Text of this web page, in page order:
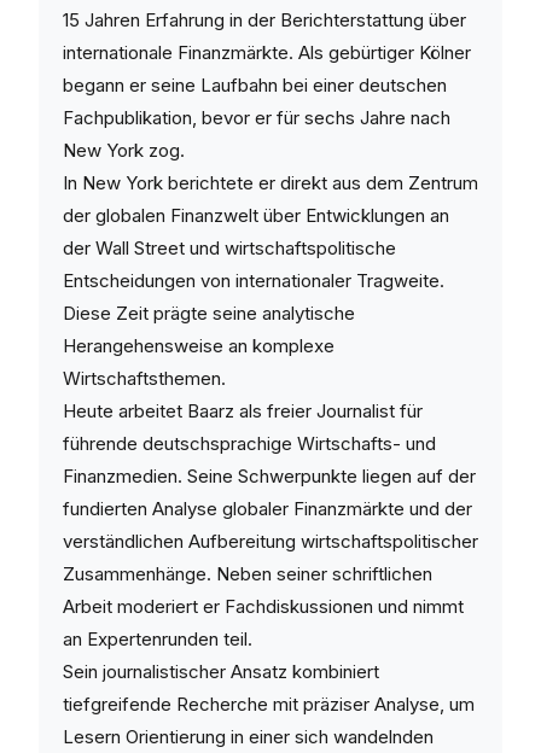
15 Jahren Erfahrung in der Berichterstattung über
internationale Finanzmärkte. Als gebürtiger Kölner
begann er seine Laufbahn bei einer deutschen
Fachpublikation, bevor er für sechs Jahre nach
New York zog.
In New York berichtete er direkt aus dem Zentrum
der globalen Finanzwelt über Entwicklungen an
der Wall Street und wirtschaftspolitische
Entscheidungen von internationaler Tragweite.
Diese Zeit prägte seine analytische
Herangehensweise an komplexe
Wirtschaftsthemen.
Heute arbeitet Baarz als freier Journalist für
führende deutschsprachige Wirtschafts- und
Finanzmedien. Seine Schwerpunkte liegen auf der
fundierten Analyse globaler Finanzmärkte und der
verständlichen Aufbereitung wirtschaftspolitischer
Zusammenhänge. Neben seiner schriftlichen
Arbeit moderiert er Fachdiskussionen und nimmt
an Expertenrunden teil.
Sein journalistischer Ansatz kombiniert
tiefgreifende Recherche mit präziser Analyse, um
Lesern Orientierung in einer sich wandelnden